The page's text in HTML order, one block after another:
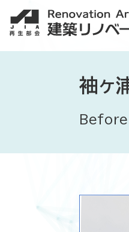
袖ヶ
Before